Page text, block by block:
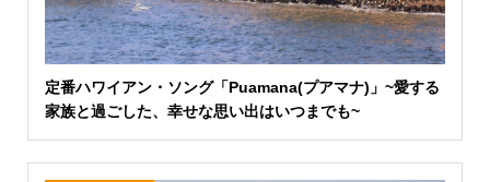
定番ハワイアン・ソング「Puamana(プアマナ)」~愛する
家族と過ごした、幸せな思い出はいつまでも~